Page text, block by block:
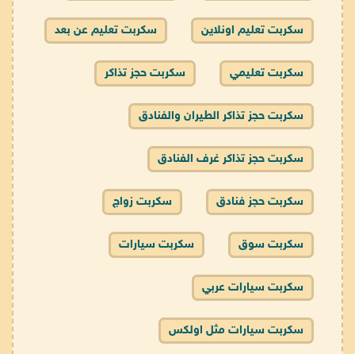
سكربت تعليم اونلاين سكربت تعليم عن بعد
سكربت تعليمي سكربت حجز تذاكر
سكربت حجز تذاكر الطيران والفنادق
سكربت حجز تذاكر غرف الفنادق
سكربت حجز فنادق سكربت زواج
سكربت سوق سكربت سيارات
سكربت سيارات عربي
سكربت سيارات مثل اولكس